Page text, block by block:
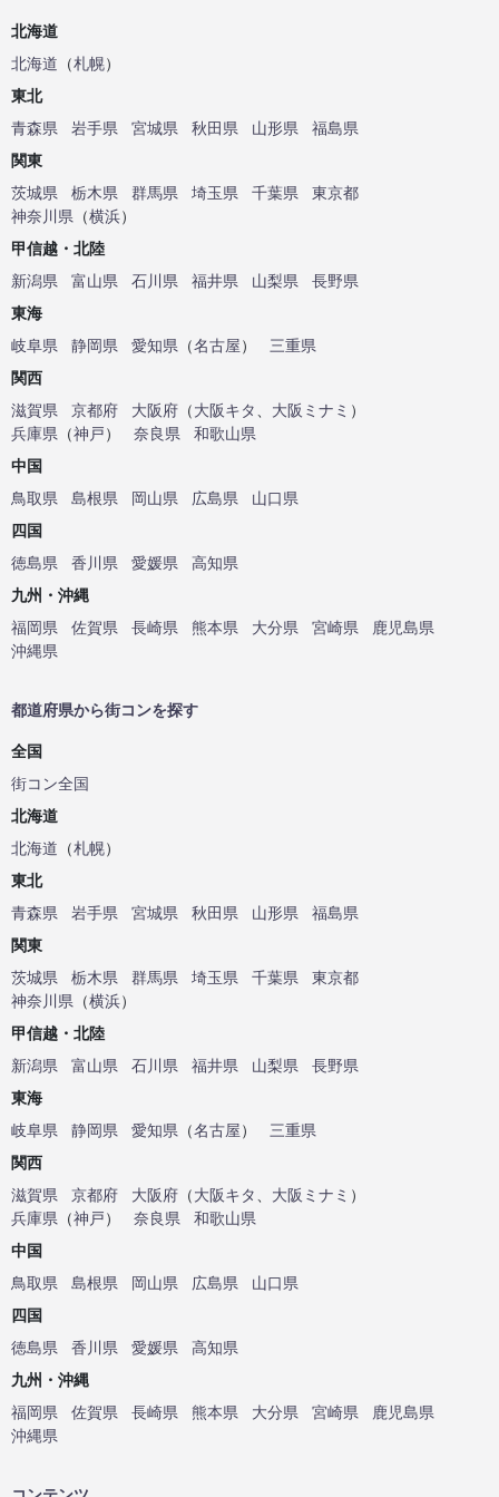
北海道
北海道 （札幌）
東北
青森県
岩手県 宮城県 秋田県 山形県
福島県
関東
茨城県
栃木県 群馬県 埼玉県 千葉県
東京都
神奈川県 （横浜）
甲信越・北陸
新潟県
富山県 石川県 福井県 山梨県
長野県
東海
岐阜県
静岡県 愛知県 （名古屋）
三重県
関西
滋賀県
京都府 大阪府 （大阪キタ 大阪ミナミ ）
兵庫県 （神戸） 奈良県
和歌山県
中国
鳥取県
島根県 岡山県 広島県
山口県
四国
徳島県
香川県 愛媛県
高知県
九州・沖縄
福岡県
佐賀県 長崎県 熊本県 大分県 宮崎県
鹿児島県
沖縄県
都道府県から街コンを探す
全国
街コン全国
北海道
北海道 （札幌）
東北
青森県
岩手県 宮城県 秋田県 山形県
福島県
関東
茨城県
栃木県 群馬県 埼玉県 千葉県
東京都
神奈川県 （横浜）
甲信越・北陸
新潟県
富山県 石川県 福井県 山梨県
長野県
東海
岐阜県
静岡県 愛知県 （名古屋）
三重県
関西
滋賀県
京都府 大阪府 （大阪キタ 大阪ミナミ ）
兵庫県 （神戸） 奈良県
和歌山県
中国
鳥取県
島根県 岡山県 広島県
山口県
四国
徳島県
香川県 愛媛県
高知県
九州・沖縄
福岡県
佐賀県 長崎県 熊本県 大分県 宮崎県
鹿児島県
沖縄県